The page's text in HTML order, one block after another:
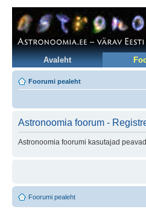
Avaleht
Foorumi pealeht
Astronoomia foorum -
Astronoomia foorumi kasutajad
Foorumi pealeht